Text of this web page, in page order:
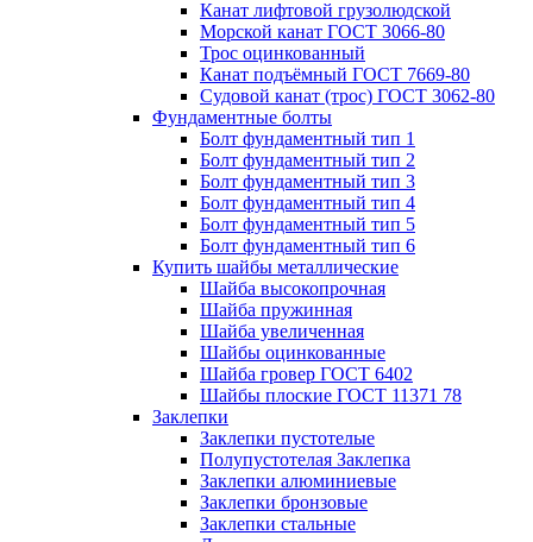
Канат лифтовой грузолюдской
Морской канат ГОСТ 3066-80
Трос оцинкованный
Канат подъёмный ГОСТ 7669-80
Судовой канат (трос) ГОСТ 3062-80
Фундаментные болты
Болт фундаментный тип 1
Болт фундаментный тип 2
Болт фундаментный тип 3
Болт фундаментный тип 4
Болт фундаментный тип 5
Болт фундаментный тип 6
Купить шайбы металлические
Шайба высокопрочная
Шайба пружинная
Шайба увеличенная
Шайбы оцинкованные
Шайба гровер ГОСТ 6402
Шайбы плоские ГОСТ 11371 78
Заклепки
Заклепки пустотелые
Полупустотелая Заклепка
Заклепки алюминиевые
Заклепки бронзовые
Заклепки стальные